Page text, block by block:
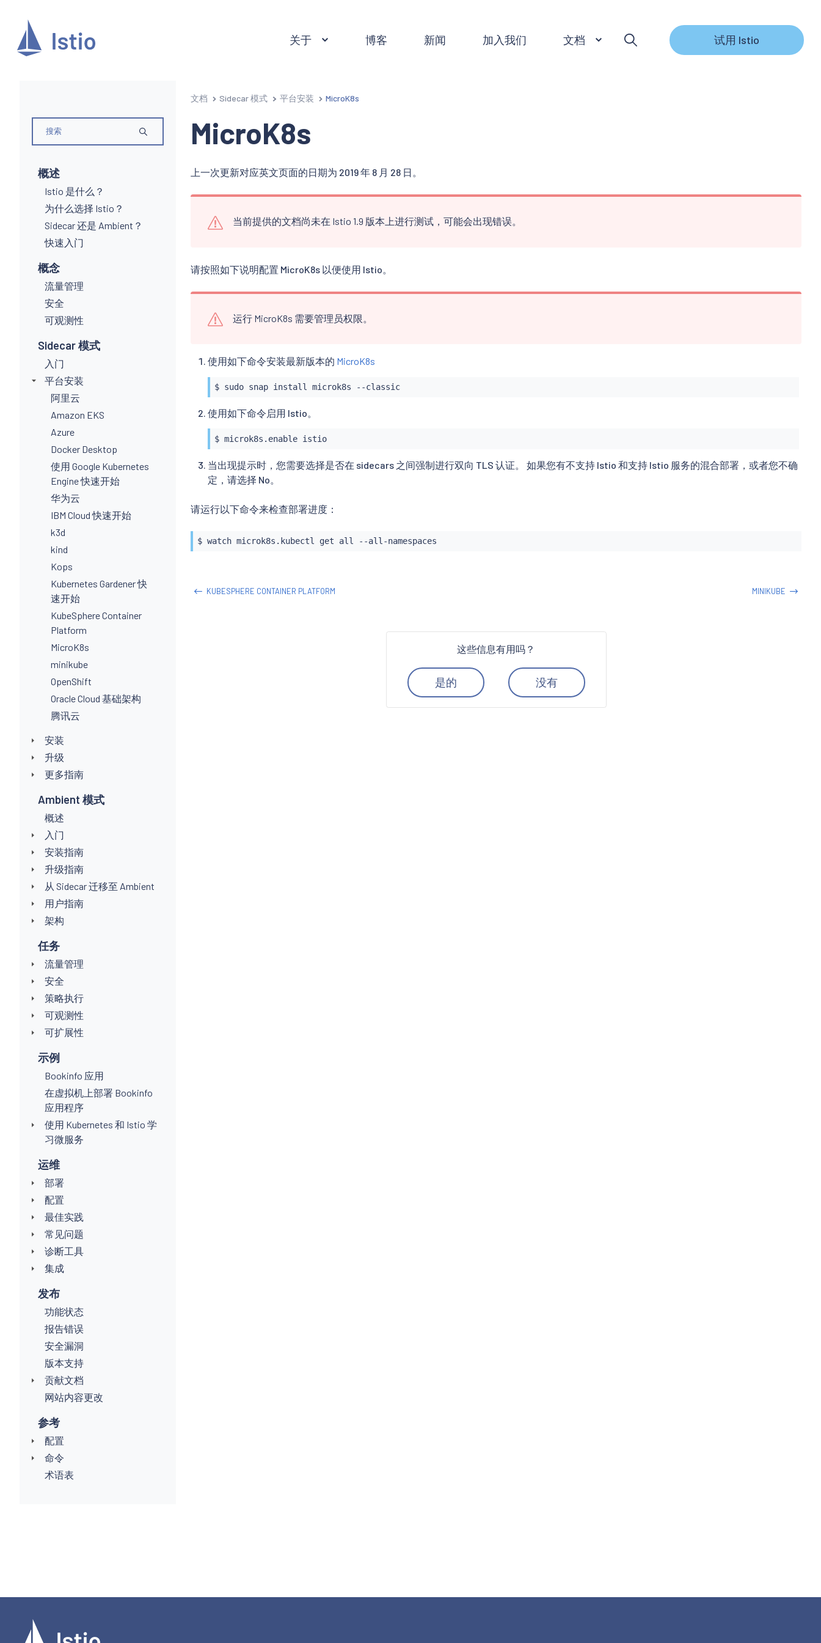
关于 博客 新闻 加入我们 文档 试用 Istio
概述
Istio 是什么？
为什么选择 Istio？
Sidecar 还是 Ambient？
快速入门
概念
流量管理
安全
可观测性
Sidecar 模式
入门
平台安装
阿里云
Amazon EKS
Azure
Docker Desktop
使用 Google Kubernetes
Engine 快速开始
华为云
IBM Cloud 快速开始
k3d
kind
Kops
Kubernetes Gardener 快
速开始
KubeSphere Container
Platform
MicroK8s
minikube
OpenShift
Oracle Cloud 基础架构
腾讯云
安装
升级
更多指南
Ambient 模式
概述
入门
安装指南
升级指南
从 Sidecar 迁移至 Ambient
用户指南
架构
任务
流量管理
安全
策略执行
可观测性
可扩展性
示例
Bookinfo 应用
在虚拟机上部署 Bookinfo
应用程序
使用 Kubernetes 和 Istio 学
习微服务
运维
部署
配置
最佳实践
常见问题
诊断工具
集成
发布
功能状态
报告错误
安全漏洞
版本支持
贡献文档
网站内容更改
参考
配置
命令
术语表
文档 Sidecar 模式 平台安装 MicroK8s
MicroK8s
上一次更新对应英文页面的日期为 2019 年 8 月 28 日。
当前提供的文档尚未在 Istio 1.9 版本上进行测试，可能会出现错误。
请按照如下说明配置 MicroK8s 以便使用 Istio。
运行 MicroK8s 需要管理员权限。
使用如下命令安装最新版本的 MicroK8s
$ sudo snap install microk8s --classic
使用如下命令启用 Istio。
$ microk8s.enable istio
当出现提示时，您需要选择是否在 sidecars 之间强制进行双向 TLS 认证。 如果您有不支持 Istio 和支持 Istio 服务的混合部署，或者您不确
定，请选择 No。
请运行以下命令来检查部署进度：
$ watch microk8s.kubectl get all --all-namespaces
KUBESPHERE CONTAINER PLATFORM MINIKUBE
这些信息有用吗？
是的 没有